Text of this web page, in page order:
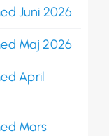
Juni 2026
Maj 2026
April
Mars